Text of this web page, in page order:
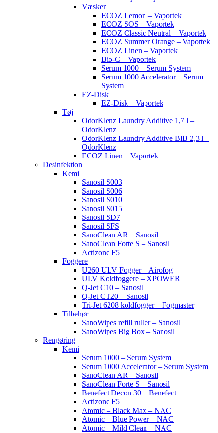
Væsker
ECOZ Lemon – Vaportek
ECOZ SOS – Vaportek
ECOZ Classic Neutral – Vaportek
ECOZ Summer Orange – Vaportek
ECOZ Linen – Vaportek
Bio-C – Vaportek
Serum 1000 – Serum System
Serum 1000 Accelerator – Serum
System
EZ-Disk
EZ-Disk – Vaportek
Tøj
OdorKlenz Laundry Additive 1,7 l –
OdorKlenz
OdorKlenz Laundry Additive BIB 2,3 l –
OdorKlenz
ECOZ Linen – Vaportek
Desinfektion
Kemi
Sanosil S003
Sanosil S006
Sanosil S010
Sanosil S015
Sanosil SD7
Sanosil SFS
SanoClean AR – Sanosil
SanoClean Forte S – Sanosil
Actizone F5
Foggere
U260 ULV Fogger – Airofog
ULV Koldfoggere – XPOWER
Q-Jet C10 – Sanosil
Q-Jet CT20 – Sanosil
Tri-Jet 6208 koldfogger – Fogmaster
Tilbehør
SanoWipes refill ruller – Sanosil
SanoWipes Big Box – Sanosil
Rengøring
Kemi
Serum 1000 – Serum System
Serum 1000 Accelerator – Serum System
SanoClean AR – Sanosil
SanoClean Forte S – Sanosil
Benefect Decon 30 – Benefect
Actizone F5
Atomic – Black Max – NAC
Atomic – Blue Power – NAC
Atomic – Mild Clean – NAC